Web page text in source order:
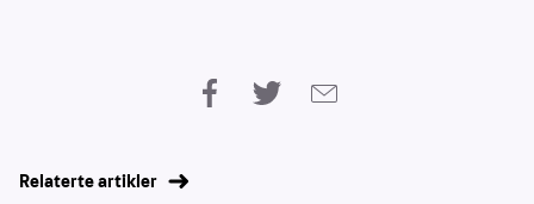
Relaterte artikler